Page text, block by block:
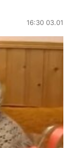
16:30 03.01